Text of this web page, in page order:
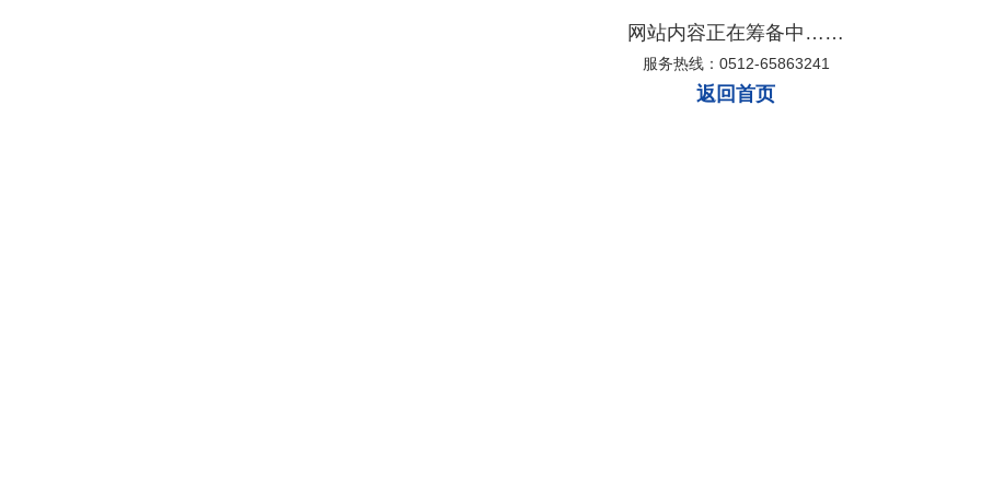
网站内容正在筹备中……
服务热线：0512-65863241
返回首页